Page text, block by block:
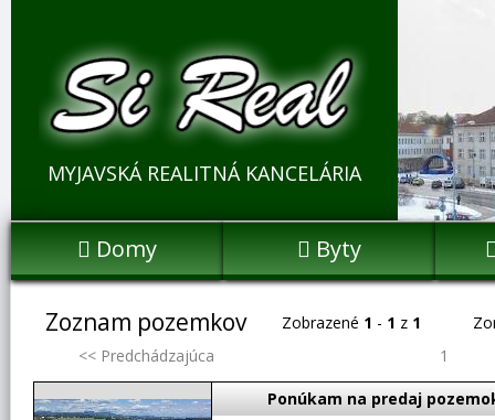
MYJAVSKÁ REALITNÁ KANCELÁRIA
 Domy  Byty
Zoznam pozemkov Zobrazené 1 - 1 z 1
<< Predchádzajúca
1
Ponúkam na predaj